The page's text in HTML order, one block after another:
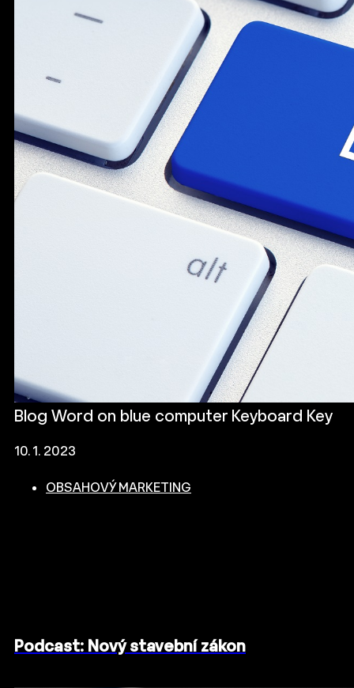
Blog Word on blue computer Keyboard Key
10. 1. 2023
OBSAHOVÝ MARKETING
Podcast: Nový stavební zákon